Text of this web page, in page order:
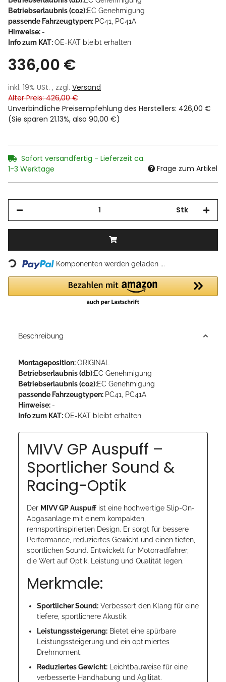
Betriebserlaubnis (co2):EC Genehmigung
passende Fahrzeugtypen: PC41, PC41A
Hinweise: -
Info zum KAT:OE-KAT bleibt erhalten
336,00 €
inkl. 19% USt. , zzgl. Versand
Alter Preis: 426,00 €
Unverbindliche Preisempfehlung des Herstellers: 426,00 €
(Sie sparen 21.13%, also 90,00 €)
Sofort versandfertig - Lieferzeit ca.
1-3 Werktage
Frage zum Artikel
Stk
Loading... Komponenten werden geladen ...
Beschreibung
Montageposition:ORIGINAL
Betriebserlaubnis (db):EC Genehmigung
Betriebserlaubnis (co2):EC Genehmigung
passende Fahrzeugtypen: PC41, PC41A
Hinweise: -
Info zum KAT:OE-KAT bleibt erhalten
MIVV GP Auspuff –
Sportlicher Sound &
Racing-Optik
Der MIVV GP Auspuff ist eine hochwertige Slip-On-
Abgasanlage mit einem kompakten,
rennsportinspirierten Design. Er sorgt für bessere
Performance, reduziertes Gewicht und einen tiefen,
sportlichen Sound. Entwickelt für Motorradfahrer,
die Wert auf Optik, Leistung und Qualität legen.
Merkmale:
Sportlicher Sound: Verbessert den Klang für eine
tiefere, sportlichere Akustik.
Leistungssteigerung: Bietet eine spürbare
Leistungssteigerung und ein optimiertes
Drehmoment.
Reduziertes Gewicht: Leichtbauweise für eine
verbesserte Handhabung und Agilität.